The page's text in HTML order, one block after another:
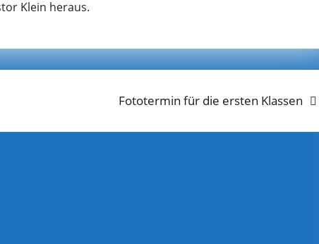
Klein heraus.
Next
Fototermin für die ersten Klassen